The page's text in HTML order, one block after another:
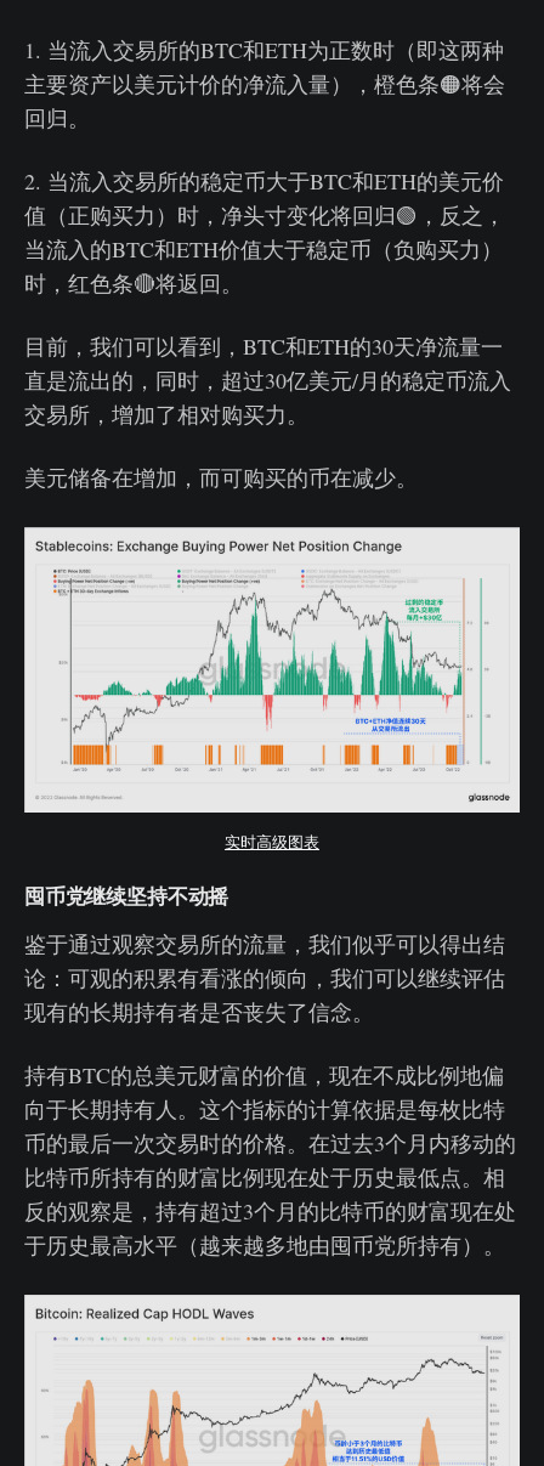
1. 当流入交易所的BTC和ETH为正数时（即这两种
主要资产以美元计价的净流入量），橙色条🟠将会
回归。
2. 当流入交易所的稳定币大于BTC和ETH的美元价
值（正购买力）时，净头寸变化将回归🟢，反之，
当流入的BTC和ETH价值大于稳定币（负购买力）
时，红色条🔴将返回。
目前，我们可以看到，BTC和ETH的30天净流量一
直是流出的，同时，超过30亿美元/月的稳定币流入
交易所，增加了相对购买力。
美元储备在增加，而可购买的币在减少。
实时高级图表
囤币党继续坚持不动摇
鉴于通过观察交易所的流量，我们似乎可以得出结
论：可观的积累有看涨的倾向，我们可以继续评估
现有的长期持有者是否丧失了信念。
持有BTC的总美元财富的价值，现在不成比例地偏
向于长期持有人。这个指标的计算依据是每枚比特
币的最后一次交易时的价格。在过去3个月内移动的
比特币所持有的财富比例现在处于历史最低点。相
反的观察是，持有超过3个月的比特币的财富现在处
于历史最高水平（越来越多地由囤币党所持有）。